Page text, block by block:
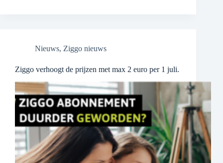
Nieuws, Ziggo nieuws
Ziggo verhoogt de prijzen met max 2 euro per 1 juli.